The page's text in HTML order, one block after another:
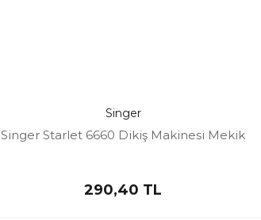
Singer
Singer Starlet 6660 Dikiş Makinesi Mekik
290,40 TL